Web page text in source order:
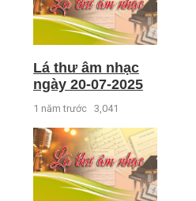
Lá thư âm nhạc
ngày 20-07-2025
1 năm trước 3,041